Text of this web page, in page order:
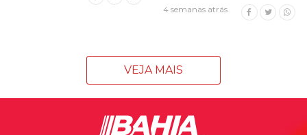
4 semanas atrás
VEJA MAIS